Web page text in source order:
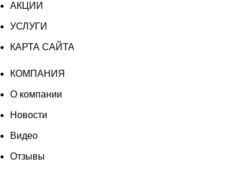
АКЦИИ
УСЛУГИ
КАРТА САЙТА
КОМПАНИЯ
О компании
Новости
Видео
Отзывы